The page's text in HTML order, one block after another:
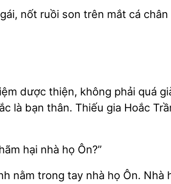
nốt ruồi son trên mắt cá chân
dược thiện, không phải quá
là bạn thân. Thiếu gia Hoắc
họ Ôn?”
trong tay nhà họ Ôn. Nhà